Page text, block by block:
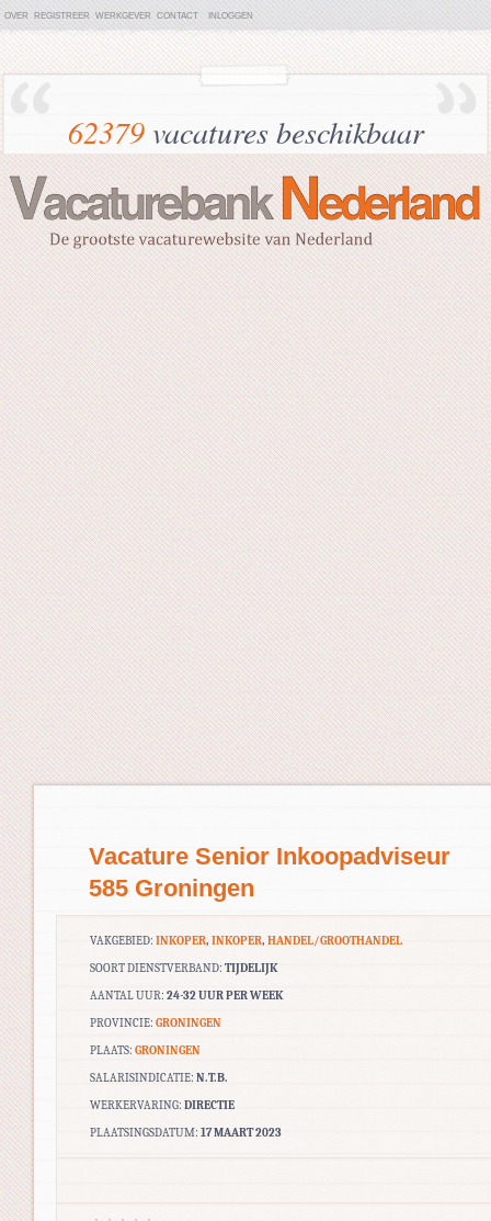
OVER REGISTREER WERKGEVER CONTACT INLOGGEN
62379vacatures beschikbaar
Vacature Senior Inkoopadviseur
585 Groningen
VAKGEBIED: INKOPER, INKOPER, HANDEL/GROOTHANDEL
SOORT DIENSTVERBAND: TIJDELIJK
AANTAL UUR: 24-32 UUR PER WEEK
PROVINCIE: GRONINGEN
PLAATS: GRONINGEN
SALARISINDICATIE: N.T.B.
WERKERVARING: DIRECTIE
PLAATSINGSDATUM: 17 MAART 2023